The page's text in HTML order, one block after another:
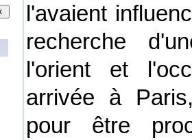
l'avaient
recherche
l'orient et
arrivée à
pour être